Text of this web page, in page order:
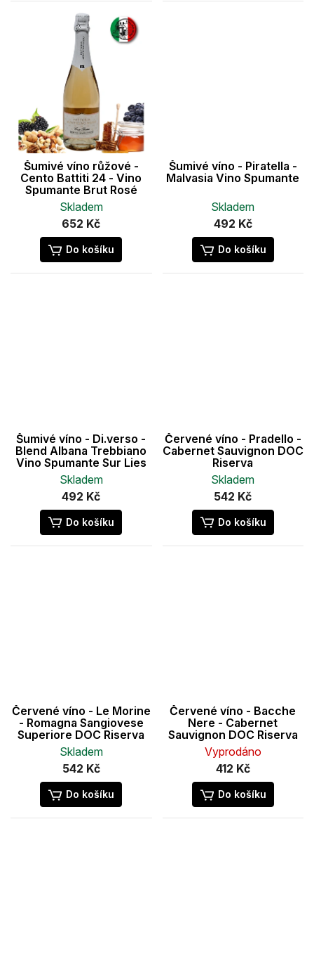
Šumivé víno růžové -
Cento Battiti 24 - Vino
Spumante Brut Rosé
Skladem
652 Kč
Do košíku
Šumivé víno - Piratella -
Malvasia Vino Spumante
Skladem
492 Kč
Do košíku
Šumivé víno - Di.verso -
Blend Albana Trebbiano
Vino Spumante Sur Lies
Skladem
492 Kč
Do košíku
Červené víno - Pradello -
Cabernet Sauvignon DOC
Riserva
Skladem
542 Kč
Do košíku
Červené víno - Le Morine
- Romagna Sangiovese
Superiore DOC Riserva
Skladem
542 Kč
Do košíku
Červené víno - Bacche
Nere - Cabernet
Sauvignon DOC Riserva
Vyprodáno
412 Kč
Do košíku